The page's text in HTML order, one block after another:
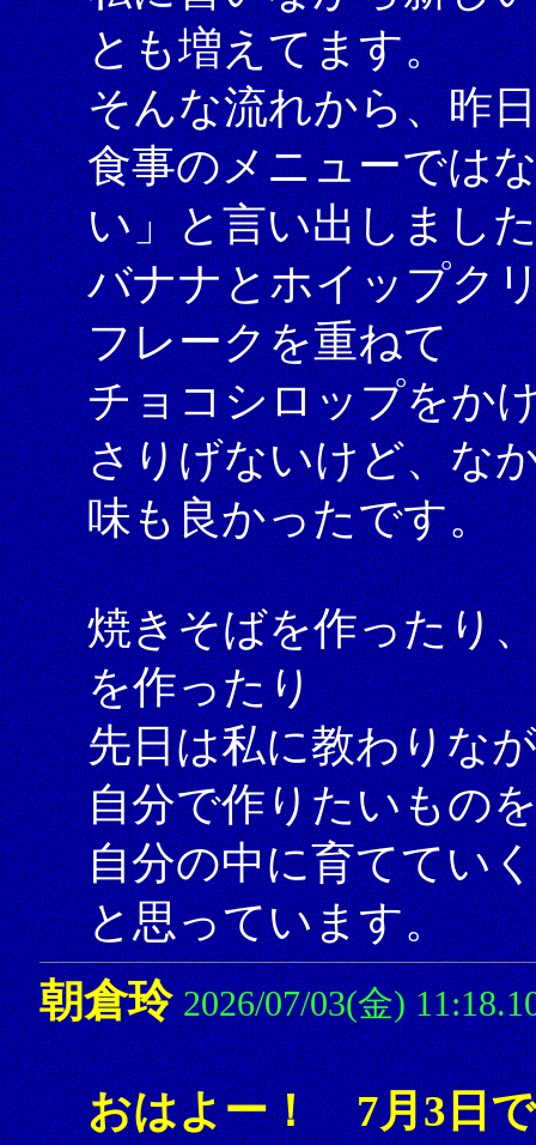
とも増えてます。
そんな流れから、昨
食事のメニューでは
い」と言い出しまし
バナナとホイップク
フレークを重ねて
チョコシロップをか
さりげないけど、な
味も良かったです。
焼きそばを作ったり
を作ったり
先日は私に教わりな
自分で作りたいもの
自分の中に育ててい
と思っています。
朝倉玲 2026/07/03(金)
おはよー！ 7月3日